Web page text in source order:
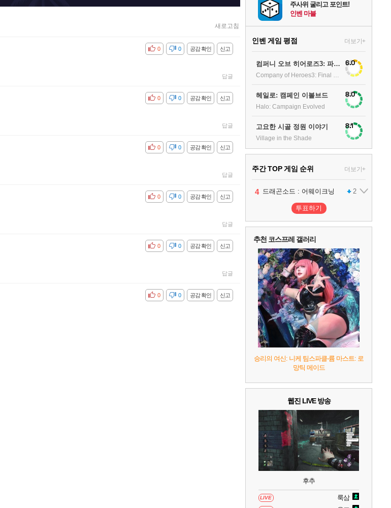
새로고침
신고
공감 확인
비공감 0
0
답글
신고
공감 확인
비공감 0
0
답글
신고
공감 확인
비공감 0
0
답글
신고
공감 확인
비공감 0
0
답글
신고
공감 확인
비공감 0
0
답글
신고
공감 확인
비공감 0
0
주사위 굴리고 포인트!
인벤 마블
인벤 게임 평점 더보기+
컴퍼니 오브 히어로즈3: 파이널 스탠드 6.0
헤일로: 캠페인 이볼브드
Halo: Campaign Evolved
8.0
고요한 시골 정원 이야기
Village in the Shade
8.1
주간 TOP 게임 순위 더보기+
1 팰월드
2 1
3 프로야구스피리츠2026 2
4 드래곤소드 : 어웨이크닝 2
5 블라인드 삼국 1
6 그랑블루 판타지 리링크 - 엔드리스 라그나로크 1
7 리듬 천국 미라클 스타즈 2
8 헤일로: 캠페인 이볼브드 2
9 캡틴 츠바사 2 월드 파이터즈
투표하기
추천 코스프레 갤러리
승리의 여신: 니케 팀스파클-륨 마스트: 로
망틱 메이드
웹진 LIVE 방송
후추
LIVE 룩삼